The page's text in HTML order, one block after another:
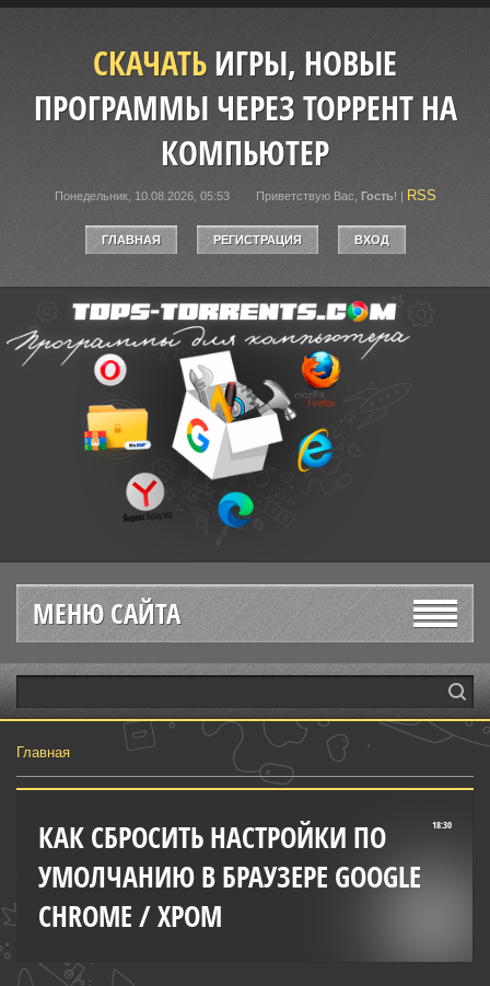
СКАЧАТЬИГРЫ, НОВЫЕ
ПРОГРАММЫ ЧЕРЕЗ ТОРРЕНТ НА
КОМПЬЮТЕР
Понедельник, 10.08.2026, 05:53 Приветствую Вас Гость! | RSS
ГЛАВНАЯ РЕГИСТРАЦИЯ ВХОД
МЕНЮ САЙТА
Главная
18:30
КАК СБРОСИТЬ НАСТРОЙКИ ПО
УМОЛЧАНИЮ В БРАУЗЕРЕ GOOGLE
CHROME / ХРОМ